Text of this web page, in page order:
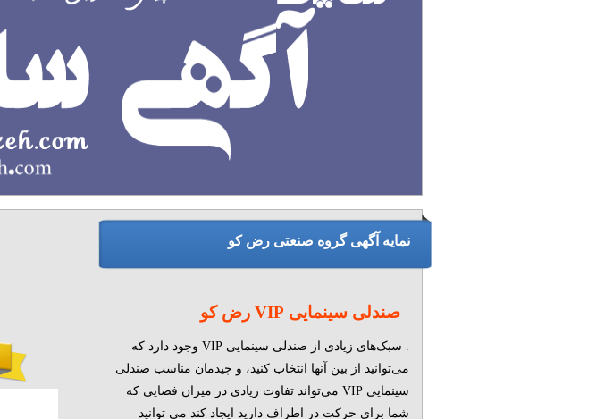
آنتن و گیرنده دیجیتال تجهیزات آشپزخانه
نمایه آگهی گروه صنعتی رض کو
صندلی سینمایی VIP رض کو
. سبک‌های زیادی از صندلی سینمایی VIP وجود دارد که
می‌توانید از بین آنها انتخاب کنید، و چیدمان مناسب صندلی
سینمایی VIP می‌تواند تفاوت زیادی در میزان فضایی که
شما برای حرکت در اطراف دارید ایجاد کند می توانید